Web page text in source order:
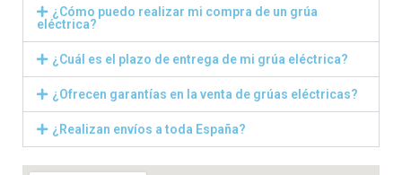
¿Cómo puedo realizar mi compra de un grúa
eléctrica?
¿Cuál es el plazo de entrega de mi grúa eléctrica?
¿Ofrecen garantías en la venta de grúas eléctricas?
¿Realizan envíos a toda España?